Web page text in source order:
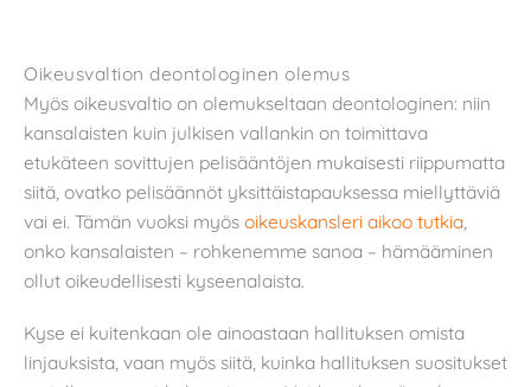
Oikeusvaltion deontologinen olemus
Myös oikeusvaltio on olemukseltaan deontologinen: niin
kansalaisten kuin julkisen vallankin on toimittava
etukäteen sovittujen pelisääntöjen mukaisesti riippumatta
siitä, ovatko pelisäännöt yksittäistapauksessa miellyttäviä
vai ei. Tämän vuoksi myös oikeuskansleri aikoo tutkia,
onko kansalaisten – rohkenemme sanoa – hämääminen
ollut oikeudellisesti kyseenalaista.
Kyse ei kuitenkaan ole ainoastaan hallituksen omista
linjauksista, vaan myös siitä, kuinka hallituksen suositukset